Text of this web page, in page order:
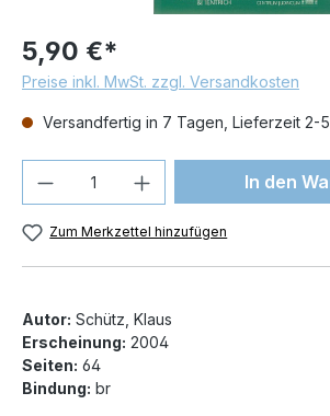
5,90 €*
Preise inkl. MwSt. zzgl. Versandkosten
Versandfertig in 7 Tagen, Lieferzeit 2-
Produkt Anzahl: Gib den
In den
Zum Merkzettel hinzufügen
Autor: Schütz, Klaus
Erscheinung: 2004
Seiten: 64
Bindung: br